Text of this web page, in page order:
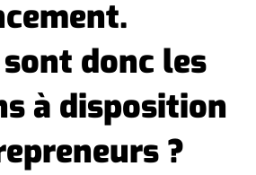
donc les
à disposition
?